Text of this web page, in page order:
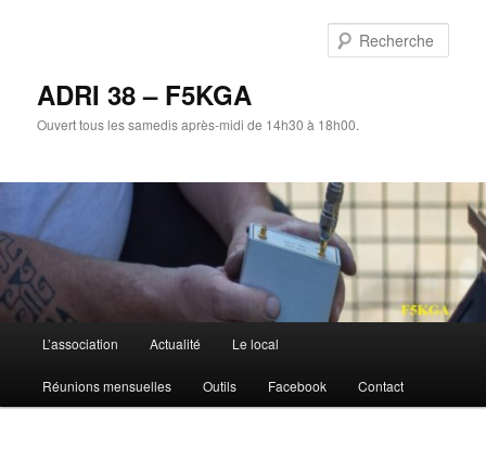
ADRI 38 – F5KGA
Ouvert tous les samedis après-midi de 14h30 à 18h00.
principal
L’association Actualité Le local
Réunions mensuelles Outils Facebook Contact